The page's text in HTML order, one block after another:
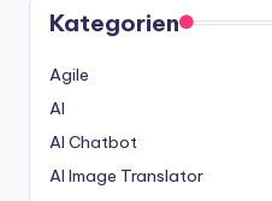
Kategorien
Agile
AI
AI Chatbot
AI Image Translator